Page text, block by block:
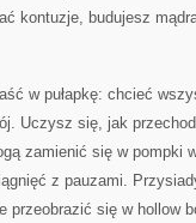
kontuzje, budujesz
w pułapkę: chcieć
Uczysz się, jak
zamienić się w pompki
z pauzami.
przeobrazić się w hollow